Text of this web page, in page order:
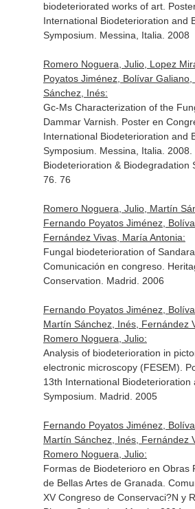
biodeteriorated works of art.
International Biodeterioration and
Symposium. Messina, Italia. 2008
Romero Noguera, Julio, Lopez
Poyatos Jiménez, Bolívar
Sánchez, Inés:
Gc-Ms Characterization of the
Dammar Varnish. Poster en
International Biodeterioration and
Symposium. Messina, Italia.
Biodeterioration & Biodegradation
76. 76
Romero Noguera, Julio, Martín
Fernando Poyatos Jiménez,
Fernández Vivas, María Antonia:
Fungal biodeterioration of
Comunicación en congreso.
Conservation. Madrid. 2006
Fernando Poyatos Jiménez,
Martín Sánchez, Inés, Fernández
Romero Noguera, Julio:
Analysis of biodeterioration in
electronic microscopy (FESEM).
13th International Biodeterioration
Symposium. Madrid. 2005
Fernando Poyatos Jiménez,
Martín Sánchez, Inés, Fernández
Romero Noguera, Julio:
Formas de Biodeterioro en Obras
de Bellas Artes de Granada.
XV Congreso de Conservaci?N y